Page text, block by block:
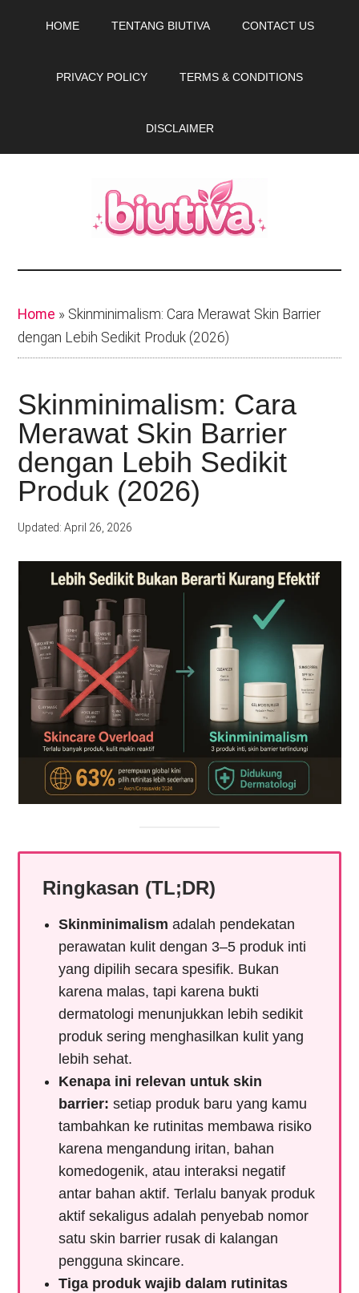
HOME TENTANG BIUTIVA CONTACT US
PRIVACY POLICY TERMS & CONDITIONS
DISCLAIMER
Biutiva.com
produk
Home » Skinminimalism: Cara Merawat Skin Barrier
dengan Lebih Sedikit Produk (2026)
Skinminimalism: Cara
Merawat Skin Barrier
dengan Lebih Sedikit
Produk (2026)
Updated: April 26, 2026
Ringkasan (TL;DR)
Skinminimalism adalah pendekatan
perawatan kulit dengan 3–5 produk inti
yang dipilih secara spesifik. Bukan
karena malas, tapi karena bukti
dermatologi menunjukkan lebih sedikit
produk sering menghasilkan kulit yang
lebih sehat.
Kenapa ini relevan untuk skin
barrier: setiap produk baru yang kamu
tambahkan ke rutinitas membawa risiko
karena mengandung iritan, bahan
komedogenik, atau interaksi negatif
antar bahan aktif. Terlalu banyak produk
aktif sekaligus adalah penyebab nomor
satu skin barrier rusak di kalangan
pengguna skincare.
Tiga produk wajib dalam rutinitas